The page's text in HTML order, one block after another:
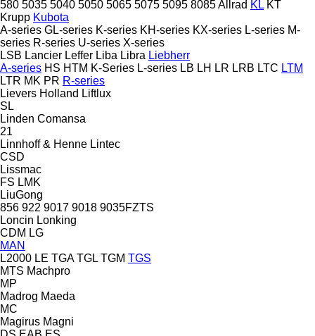
580 5035 5040 5050 5065 5075 5095 8085Allrad KL KT
Krupp Kubota
A-series GL-series K-series KH-series KX-series L-series M-
series R-series U-series X-series
LSB Lancier Leffer Liba Libra Liebherr
A-series HS HTM K-Series L-series LB LH LR LRB LTC LTM
LTR MK PR R-series
Lievers Holland Liftlux
SL
Linden Comansa
21
Linnhoff & Henne Lintec
CSD
Lissmac
FS LMK
LiuGong
856 922 9017 9018 9035FZTS
Loncin Lonking
CDM LG
MAN
L2000 LE TGA TGL TGM TGS
MTS Machpro
MP
Madrog Maeda
MC
Magirus Magni